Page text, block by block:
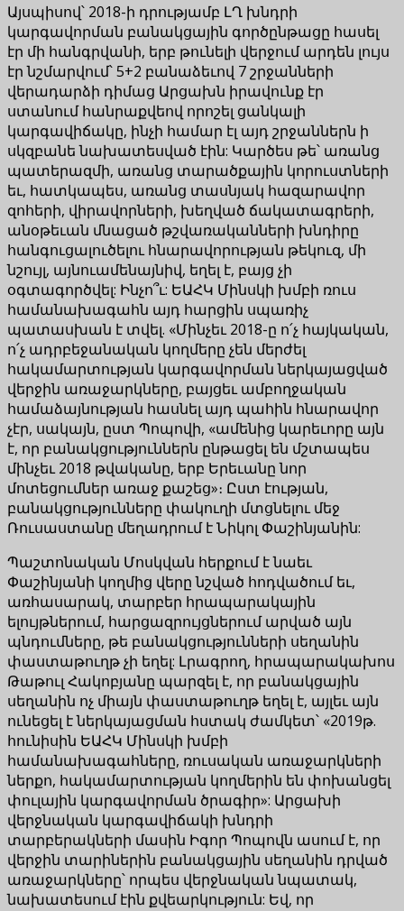
Այսպիսով՝ 2018-ի դրությամբ ԼՂ խնդրի
կարգավորման բանակցային գործընթացը հասել
էր մի հանգրվանի, երբ թունելի վերջում արդեն լույս
էր նշմարվում՝ 5+2 բանաձեւով 7 շրջանների
վերադարձի դիմաց Արցախն իրավունք էր
ստանում հանրաքվեով որոշել ցանկալի
կարգավիճակը, ինչի համար էլ այդ շրջաններն ի
սկզբանե նախատեսված էին: Կարծես թե՝ առանց
պատերազմի, առանց տարածքային կորուստների
եւ, հատկապես, առանց տասնյակ հազարավոր
զոհերի, վիրավորների, խեղված ճակատագրերի,
անօթեւան մնացած թշվառականների խնդիրը
հանգուցալուծելու հնարավորության թեկուզ, մի
նշույլ, այնուամենայնիվ, եղել է, բայց չի
օգտագործվել: Ինչո՞ւ: ԵԱՀԿ Մինսկի խմբի ռուս
համանախագահն այդ հարցին սպառիչ
պատասխան է տվել. «Մինչեւ 2018-ը ո՛չ հայկական,
ո՛չ ադրբեջանական կողմերը չեն մերժել
հակամարտության կարգավորման ներկայացված
վերջին առաջարկները, բայցեւ ամբողջական
համաձայնության հասնել այդ պահին հնարավոր
չէր, սակայն, ըստ Պոպովի, «ամենից կարեւորը այն
է, որ բանակցություններն ընթացել են մշտապես
մինչեւ 2018 թվականը, երբ Երեւանը նոր
մոտեցումներ առաջ քաշեց»։ Ըստ էության,
բանակցությունները փակուղի մտցնելու մեջ
Ռուսաստանը մեղադրում է Նիկոլ Փաշինյանին:
Պաշտոնական Մոսկվան հերքում է նաեւ
Փաշինյանի կողմից վերը նշված հոդվածում եւ,
առհասարակ, տարբեր հրապարակային
ելույթներում, հարցազրույցներում արված այն
պնդումները, թե բանակցությունների սեղանին
փաստաթուղթ չի եղել: Լրագրող, հրապարակախոս
Թաթուլ Հակոբյանը պարզել է, որ բանակցային
սեղանին ոչ միայն փաստաթուղթ եղել է, այլեւ այն
ունեցել է ներկայացման հստակ ժամկետ՝ «2019թ.
հունիսին ԵԱՀԿ Մինսկի խմբի
համանախագահները, ռուսական առաջարկների
ներքո, հակամարտության կողմերին են փոխանցել
փուլային կարգավորման ծրագիր»: Արցախի
վերջնական կարգավիճակի խնդրի
տարբերակների մասին Իգոր Պոպովն ասում է, որ
վերջին տարիներին բանակցային սեղանին դրված
առաջարկները՝ որպես վերջնական նպատակ,
նախատեսում էին քվեարկություն: Եվ, որ